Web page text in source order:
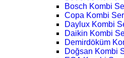
Bosch Kombi
Copa Kombi
Daylux Kombi
Daikin Kombi
Demirdöküm
Doğsan Kombi